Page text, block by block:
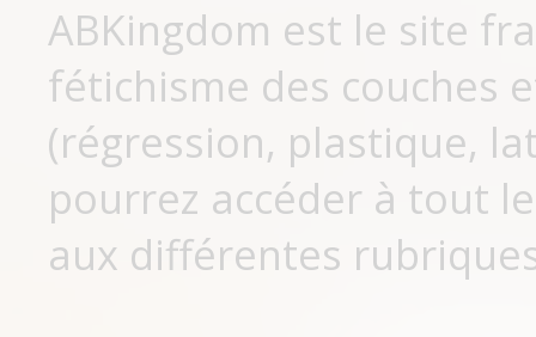
ABKingdom est le site
fétichisme des couches
(régression, plastique,
pourrez accéder à tout
aux différentes